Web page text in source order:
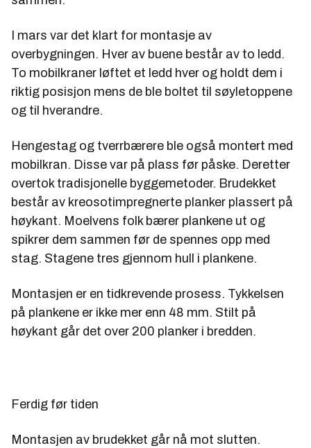
I mars var det klart for montasje av
overbygningen. Hver av buene består av to ledd.
To mobilkraner løftet et ledd hver og holdt dem i
riktig posisjon mens de ble boltet til søyletoppene
og til hverandre.
Hengestag og tverrbærere ble også montert med
mobilkran. Disse var på plass før påske. Deretter
overtok tradisjonelle byggemetoder. Brudekket
består av kreosotimpregnerte planker plassert på
høykant. Moelvens folk bærer plankene ut og
spikrer dem sammen før de spennes opp med
stag. Stagene tres gjennom hull i plankene.
Montasjen er en tidkrevende prosess. Tykkelsen
på plankene er ikke mer enn 48 mm. Stilt på
høykant går det over 200 planker i bredden.
Ferdig før tiden
Montasjen av brudekket går nå mot slutten.